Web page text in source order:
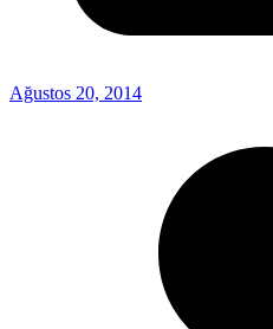
Ağustos 20, 2014